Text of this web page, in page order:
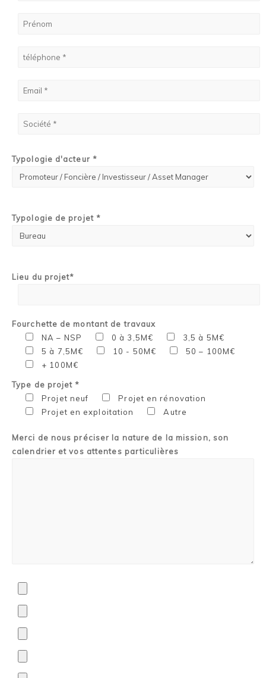
Typologie d'acteur *
Typologie de projet *
Lieu du projet*
Fourchette de montant de travaux
NA – NSP
0 à 3,5M€
3,5 à 5M€
5 à 7,5M€
10 - 50M€
50 – 100M€
+ 100M€
Type de projet *
Projet neuf
Projet en rénovation
Projet en exploitation
Autre
Merci de nous préciser la nature de la mission, son
calendrier et vos attentes particulières